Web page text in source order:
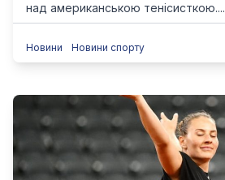
над американською тенісисткою....
Новини Новини спорту